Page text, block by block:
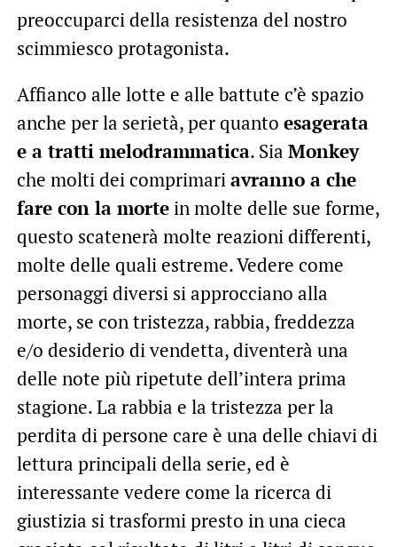
preoccuparci della resistenza del nostro
scimmiesco protagonista.
Affianco alle lotte e alle battute c’è spazio
anche per la serietà, per quanto esagerata
e a tratti melodrammatica. Sia Monkey
che molti dei comprimariavranno a che
fare con la mortein molte delle sue forme,
questo scatenerà molte reazioni differenti,
molte delle quali estreme. Vedere come
personaggi diversi si approcciano alla
morte, se con tristezza, rabbia, freddezza
e/o desiderio di vendetta, diventerà una
delle note più ripetute dell’intera prima
stagione. La rabbia e la tristezza per la
perdita di persone care è una delle chiavi di
lettura principali della serie, ed è
interessante vedere come la ricerca di
giustizia si trasformi presto in una cieca